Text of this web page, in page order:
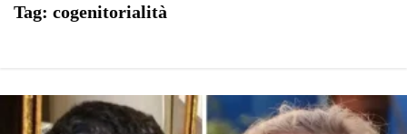
Tag: cogenitorialità